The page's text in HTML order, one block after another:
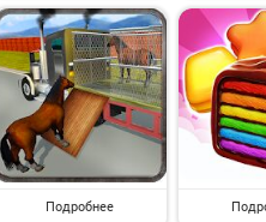
Подробнее